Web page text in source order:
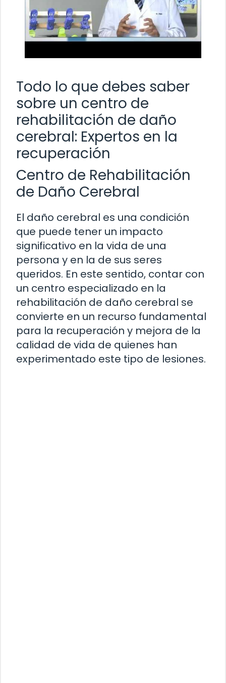
Todo lo que debes saber
sobre un centro de
rehabilitación de daño
cerebral: Expertos en la
recuperación
Centro de Rehabilitación
de Daño Cerebral
El daño cerebral es una condición
que puede tener un impacto
significativo en la vida de una
persona y en la de sus seres
queridos. En este sentido, contar con
un centro especializado en la
rehabilitación de daño cerebral se
convierte en un recurso fundamental
para la recuperación y mejora de la
calidad de vida de quienes han
experimentado este tipo de lesiones.